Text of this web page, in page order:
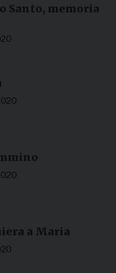
Santo, memoria
a Maria